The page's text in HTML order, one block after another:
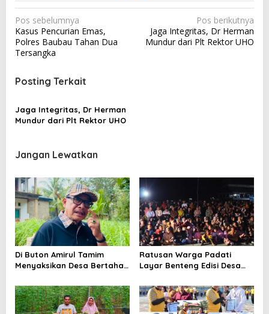
N
a
v
g
a
s
p
s
Pos sebelumnya
Kasus Pencurian Emas,
Polres Baubau Tahan Dua
Tersangka
Pos berikutnya
Jaga Integritas, Dr Herman
Mundur dari Plt Rektor UHO
Posting Terkait
Jaga Integritas, Dr Herman
Mundur dari Plt Rektor UHO
Jangan Lewatkan
Di Buton Amirul Tamim
Menyaksikan Desa Bertahan
Bertumbuh, Dorong
Optimalisasi Transmigrasi
dan Hilirisasi Nilam
Ratusan Warga Padati
Layar Benteng Edisi Desa
Media Pelestarian Budaya
Buton